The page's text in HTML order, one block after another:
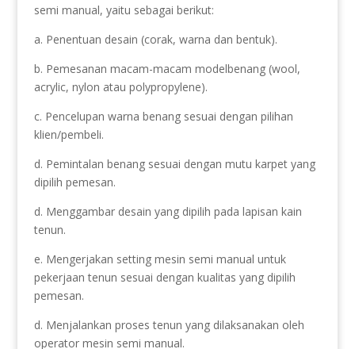
semi manual, yaitu sebagai berikut:
a. Penentuan desain (corak, warna dan bentuk).
b. Pemesanan macam-macam modelbenang (wool,
acrylic, nylon atau polypropylene).
c. Pencelupan warna benang sesuai dengan pilihan
klien/pembeli.
d. Pemintalan benang sesuai dengan mutu karpet yang
dipilih pemesan.
d. Menggambar desain yang dipilih pada lapisan kain
tenun.
e. Mengerjakan setting mesin semi manual untuk
pekerjaan tenun sesuai dengan kualitas yang dipilih
pemesan.
d. Menjalankan proses tenun yang dilaksanakan oleh
operator mesin semi manual.